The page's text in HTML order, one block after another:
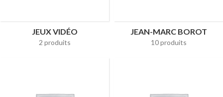
JEUX VIDÉO
2 produits
JEAN-MARC BOROT
10 produits